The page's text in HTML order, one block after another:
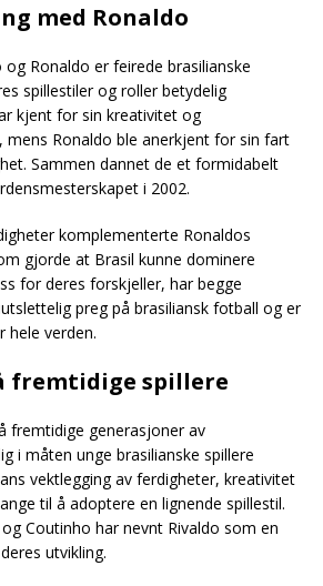
med Ronaldo
og Ronaldo er feirede brasilianske
spillestiler og roller betydelig
kjent for sin kreativitet og
mens Ronaldo ble anerkjent for sin fart
Sammen dannet de et formidabelt
i 2002.
komplementerte Ronaldos
gjorde at Brasil kunne dominere
for deres forskjeller, har begge
preg på brasiliansk fotball og er
hele verden.
fremtidige spillere
fremtidige generasjoner av
i måten unge brasilianske spillere
vektlegging av ferdigheter, kreativitet
til å adoptere en lignende spillestil.
Coutinho har nevnt Rivaldo som en
utvikling.